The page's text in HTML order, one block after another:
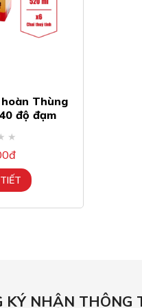
Thùng
độ đạm
KÝ NHẬN THÔNG